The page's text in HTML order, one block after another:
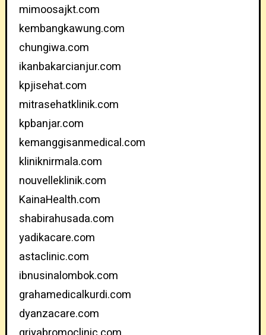
mimoosajkt.com
kembangkawung.com
chungiwa.com
ikanbakarcianjur.com
kpjisehat.com
mitrasehatklinik.com
kpbanjar.com
kemanggisanmedical.com
kliniknirmala.com
nouvelleklinik.com
KainaHealth.com
shabirahusada.com
yadikacare.com
astaclinic.com
ibnusinalombok.com
grahamedicalkurdi.com
dyanzacare.com